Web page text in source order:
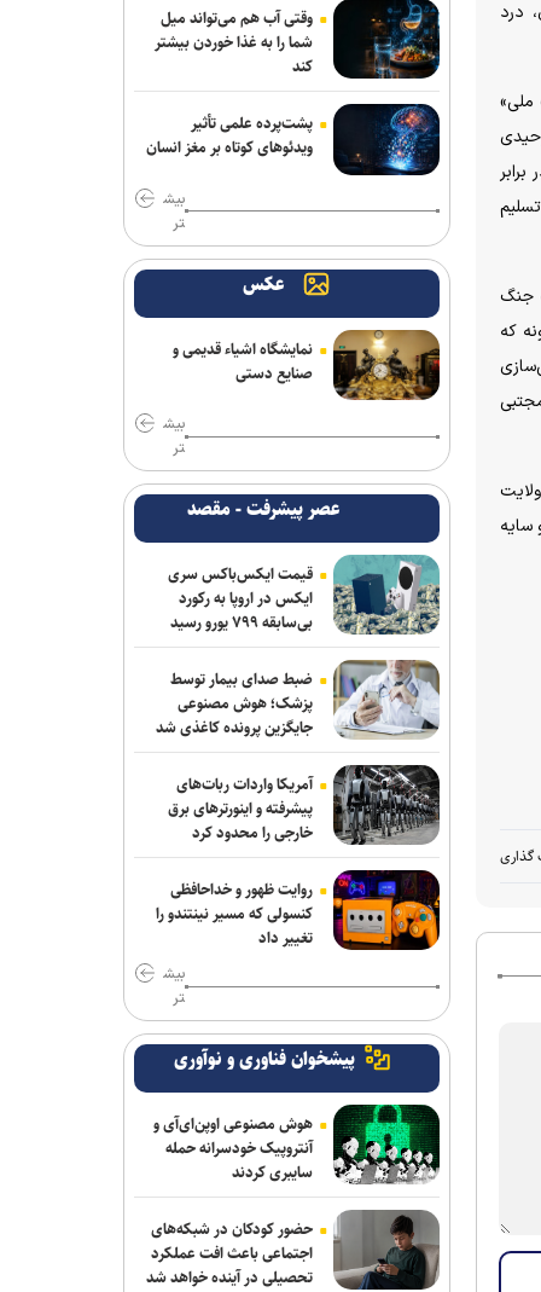
درد
ملی»
جنگ
که
سایه
گذاری
وقتی آب هم می‌تواند میل
شما را به غذا خوردن بیشتر
کند
پشت‌پرده علمی تأثیر
ویدئو‌های کوتاه بر مغز انسان
بیش
تر
عکس
نمایشگاه اشیاء قدیمی و
صنایع دستی
بیش
تر
عصر پیشرفت - مقصد
قیمت ایکس‌باکس سری
ایکس در اروپا به رکورد
بی‌سابقه ۷۹۹ یورو رسید
ضبط صدای بیمار توسط
پزشک؛ هوش مصنوعی
جایگزین پرونده کاغذی شد
آمریکا واردات ربات‌های
پیشرفته و اینورترهای برق
خارجی را محدود کرد
روایت ظهور و خداحافظی
کنسولی که مسیر نینتندو را
تغییر داد
بیش
تر
پیشخوان فناوری و نوآوری
هوش مصنوعی اوپن‌ای‌آی و
آنتروپیک خودسرانه حمله
سایبری کردند
حضور کودکان در شبکه‌های
اجتماعی باعث افت عملکرد
تحصیلی در آینده خواهد شد